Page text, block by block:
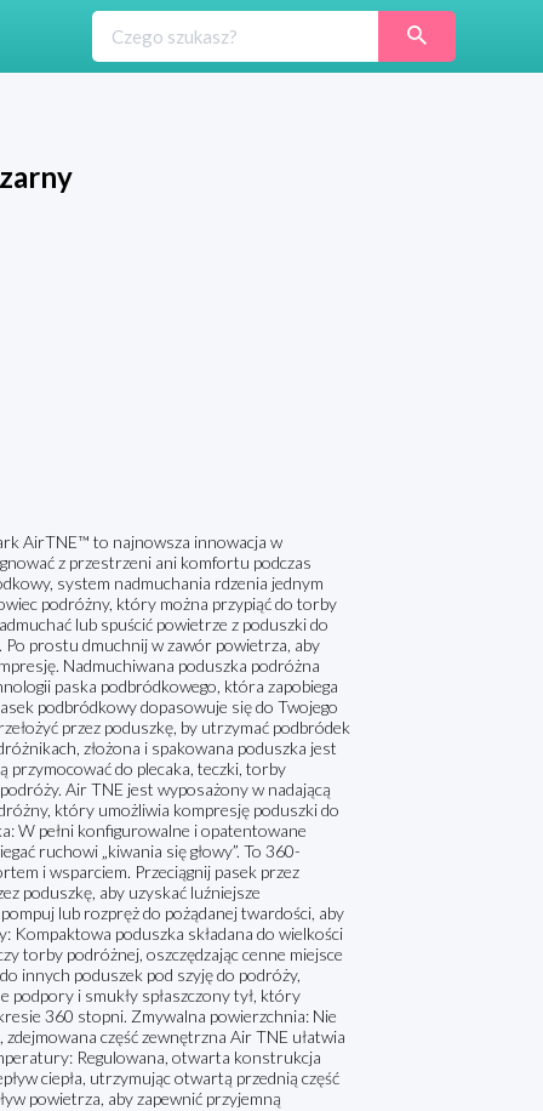
AirTNE™ to najnowsza innowacja w
z przestrzeni ani komfortu podczas
system nadmuchania rdzenia jednym
podróżny, który można przypiąć do torby
lub spuścić powietrze z poduszki do
Po prostu dmuchnij w zawór powietrza, aby
Nadmuchiwana poduszka podróżna
paska podbródkowego, która zapobiega
podbródkowy dopasowuje się do Twojego
przez poduszkę, by utrzymać podbródek
złożona i spakowana poduszka jest
przymocować do plecaka, teczki, torby
Air TNE jest wyposażony w nadającą
który umożliwia kompresję poduszki do
W pełni konfigurowalne i opatentowane
ruchowi „kiwania się głowy”. To 360-
i wsparciem. Przeciągnij pasek przez
poduszkę, aby uzyskać luźniejsze
lub rozpręż do pożądanej twardości, aby
Kompaktowa poduszka składana do wielkości
torby podróżnej, oszczędzając cenne miejsce
innych poduszek pod szyję do podróży,
podpory i smukły spłaszczony tył, który
360 stopni. Zmywalna powierzchnia: Nie
część zewnętrzna Air TNE ułatwia
Regulowana, otwarta konstrukcja
ciepła, utrzymując otwartą przednią część
powietrza, aby zapewnić przyjemną